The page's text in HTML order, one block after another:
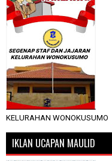
KELURAHAN WONOKUSUMO
IKLAN UCAPAN MAULID